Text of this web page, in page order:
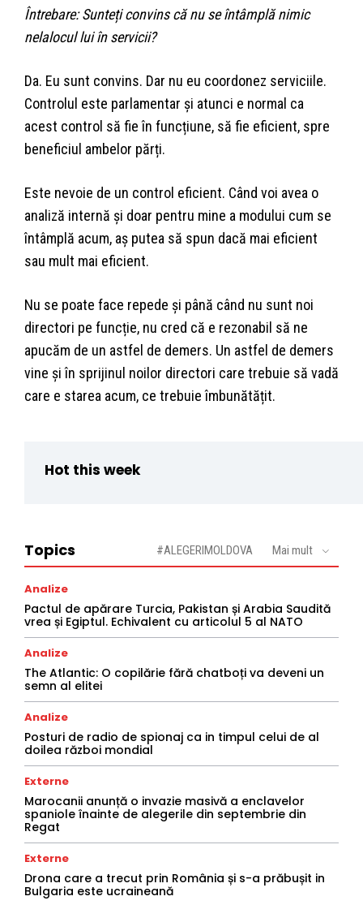
Întrebare: Sunteți convins că nu se întâmplă nimic
nelalocul lui în servicii?
Da. Eu sunt convins. Dar nu eu coordonez serviciile.
Controlul este parlamentar și atunci e normal ca
acest control să fie în funcțiune, să fie eficient, spre
beneficiul ambelor părți.
Este nevoie de un control eficient. Când voi avea o
analiză internă și doar pentru mine a modului cum se
întâmplă acum, aș putea să spun dacă mai eficient
sau mult mai eficient.
Nu se poate face repede și până când nu sunt noi
directori pe funcție, nu cred că e rezonabil să ne
apucăm de un astfel de demers. Un astfel de demers
vine și în sprijinul noilor directori care trebuie să vadă
care e starea acum, ce trebuie îmbunătățit.
Hot this week
Topics #ALEGERIMOLDOVA Mai mult
Analize
Pactul de apărare Turcia, Pakistan și Arabia Saudită
vrea și Egiptul. Echivalent cu articolul 5 al NATO
Analize
The Atlantic: O copilărie fără chatboți va deveni un
semn al elitei
Analize
Posturi de radio de spionaj ca in timpul celui de al
doilea război mondial
Externe
Marocanii anunță o invazie masivă a enclavelor
spaniole înainte de alegerile din septembrie din
Regat
Externe
Drona care a trecut prin România și s-a prăbușit in
Bulgaria este ucraineană